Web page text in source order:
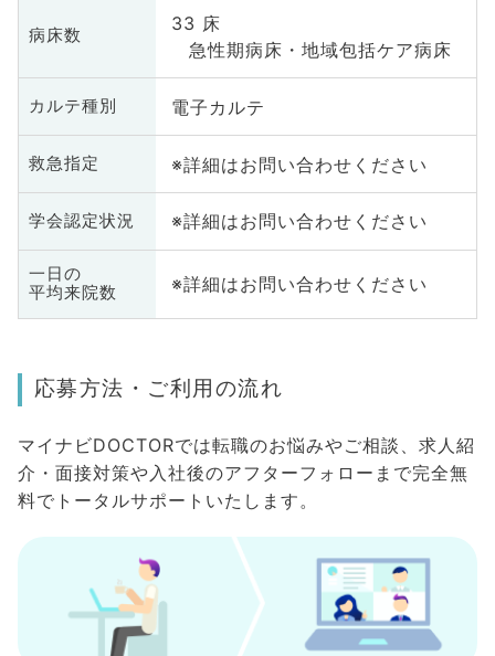
病床数
33 床
急性期病床・地域包括ケア病床
カルテ種別 電子カルテ
救急指定 ※詳細はお問い合わせください
学会認定状況 ※詳細はお問い合わせください
一日の
平均来院数
※詳細はお問い合わせください
応募方法・ご利用の流れ
マイナビDOCTORでは転職のお悩みやご相談、求人紹
介・面接対策や入社後のアフターフォローまで完全無
料でトータルサポートいたします。